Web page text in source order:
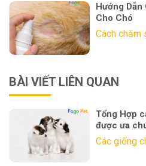
Hướng
Cho Chó
Cách chăm
BÀI VIẾT LIÊN QUAN
Tổng Hợp
được ưa
Các giống